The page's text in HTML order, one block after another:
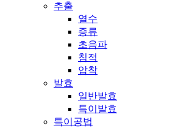
추출
열수
증류
초음파
침적
압착
발효
일반발효
특이발효
특이공법